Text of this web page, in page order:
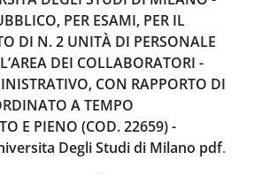
PER ESAMI, PER IL
DI N. 2 UNITÀ DI PERSONALE
DEI COLLABORATORI -
CON RAPPORTO DI
A TEMPO
E PIENO (COD. 22659) -
Degli Studi di Milano pdf.